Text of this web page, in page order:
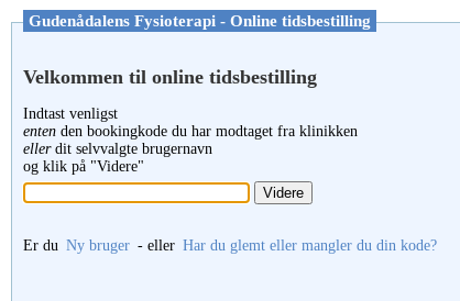
Gudenådalens Fysioterapi - Online tidsbestilling
Velkommen til online tidsbestilling
Indtast venligst
enten den bookingkode du har modtaget fra klinikken
ellerdit selvvalgte brugernavn
og klik på "Videre"
Er du Ny bruger - eller Har du glemt eller mangler du din kode?